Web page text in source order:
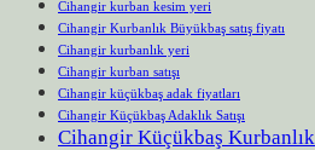
Cihangir kurban kesim yeri
Cihangir Kurbanlık Büyükbaş satış fiyatı
Cihangir kurbanlık yeri
Cihangir kurban satışı
Cihangir küçükbaş adak fiyatları
Cihangir Küçükbaş Adaklık Satışı
Cihangir Küçükbaş Kurbanlık